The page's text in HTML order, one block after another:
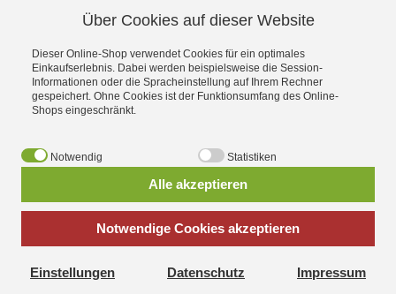
SERVICE
Warenkorb
Cookie-Einstellungen bearbeiten
VERSAND- & ZAHLUNGSMETHODEN
Über Cookies auf dieser Website
Dieser Online-Shop verwendet Cookies für ein optimales
Einkaufserlebnis. Dabei werden beispielsweise die Session-
Informationen oder die Spracheinstellung auf Ihrem Rechner
gespeichert. Ohne Cookies ist der Funktionsumfang des Online-
Shops eingeschränkt.
Notwendig Statistiken
Alle akzeptieren
Notwendige Cookies akzeptieren
Einstellungen Datenschutz Impressum